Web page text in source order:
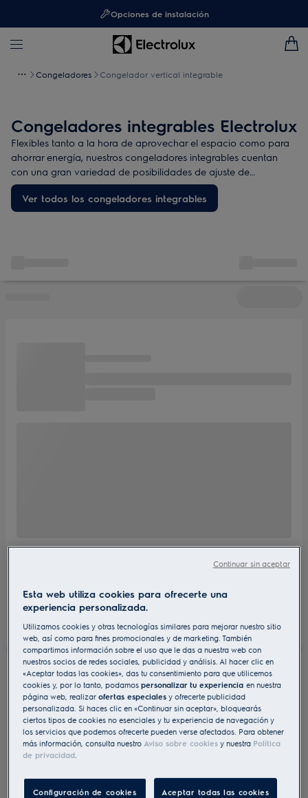
Opciones de instalación
Congeladores Congelador vertical integrable
Congeladores integrables Electrolux
Flexibles tanto a la hora de aprovechar el espacio como para
ahorrar energía, nuestros congeladores integrables cuentan
con una gran variedad de posibilidades de ajuste de
temperatura, que se adaptan a tus hábitos de cocción y al
diseño de tu cocina.
Ver todos los congeladores integrables
Esta web utiliza cookies para ofrecerte una
experiencia personalizada.
Utilizamos cookies y otras tecnologías similares para mejorar nuestro sitio
web, así como para fines promocionales y de marketing. También
compartimos información sobre el uso que le das a nuestra web con
nuestros socios de redes sociales, publicidad y análisis. Al hacer clic en
«Aceptar todas las cookies», das tu consentimiento para que utilicemos
cookies y, por lo tanto, podamospersonalizar tu experienciaen nuestra
página web, realizarofertas especiales y ofrecerte publicidad
personalizada. Si haces clic en «Continuar sin aceptar», bloquearás
ciertos tipos de cookies no esenciales y tu experiencia de navegación y
los servicios que podemos ofrecerte pueden verse afectados. Para obtener
más información, consulta nuestro Aviso sobre cookies y nuestra Política
de privacidad.
Configuración de cookies Aceptar todas las cookies
Continuar sin aceptar